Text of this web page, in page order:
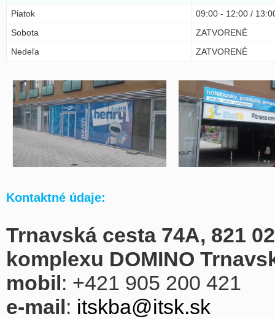
Piatok
09:00 - 12:00 /
Sobota
ZATVORENÉ
Nedeľa
ZATVORENÉ
Kontaktné údaje:
Trnavská cesta 74A, 821
komplexu DOMINO
mobil: +421 905 200 421
e-mail: itskba@itsk.sk